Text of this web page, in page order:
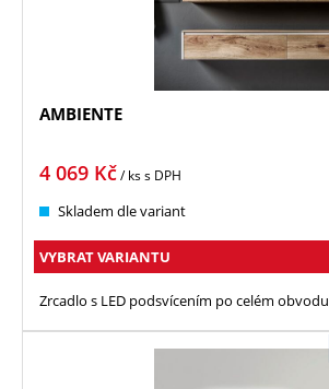
AMBIENTE
4 069 Kč/ kss DPH
Skladem dle variant
VYBRAT VARIANTU
Zrcadlo s LED podsvícením po celém obvodu